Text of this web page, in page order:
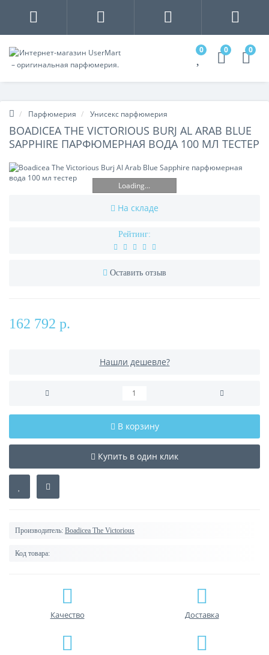
0 0 0
Парфюмерия Унисекс парфюмерия
BOADICEA THE VICTORIOUS BURJ AL ARAB BLUE
SAPPHIRE ПАРФЮМЕРНАЯ ВОДА 100 МЛ ТЕСТЕР
Loading...
На складе
Рейтинг:
Оставить отзыв
162 792 р.
Нашли дешевле?
В корзину
Купить в один клик
Производитель: Boadicea The Victorious
Код товара:
Качество Доставка